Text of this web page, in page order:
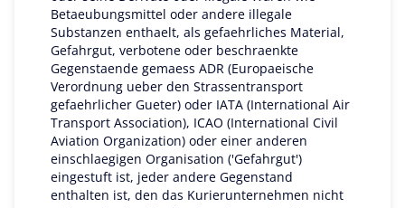
Betaeubungsmittel oder andere illegale
Substanzen enthaelt, als gefaehrliches Material,
Gefahrgut, verbotene oder beschraenkte
Gegenstaende gemaess ADR (Europaeische
Verordnung ueber den Strassentransport
gefaehrlicher Gueter) oder IATA (International Air
Transport Association), ICAO (International Civil
Aviation Organization) oder einer anderen
einschlaegigen Organisation ('Gefahrgut')
eingestuft ist, jeder andere Gegenstand
enthalten ist, den das Kurierunternehmen nicht